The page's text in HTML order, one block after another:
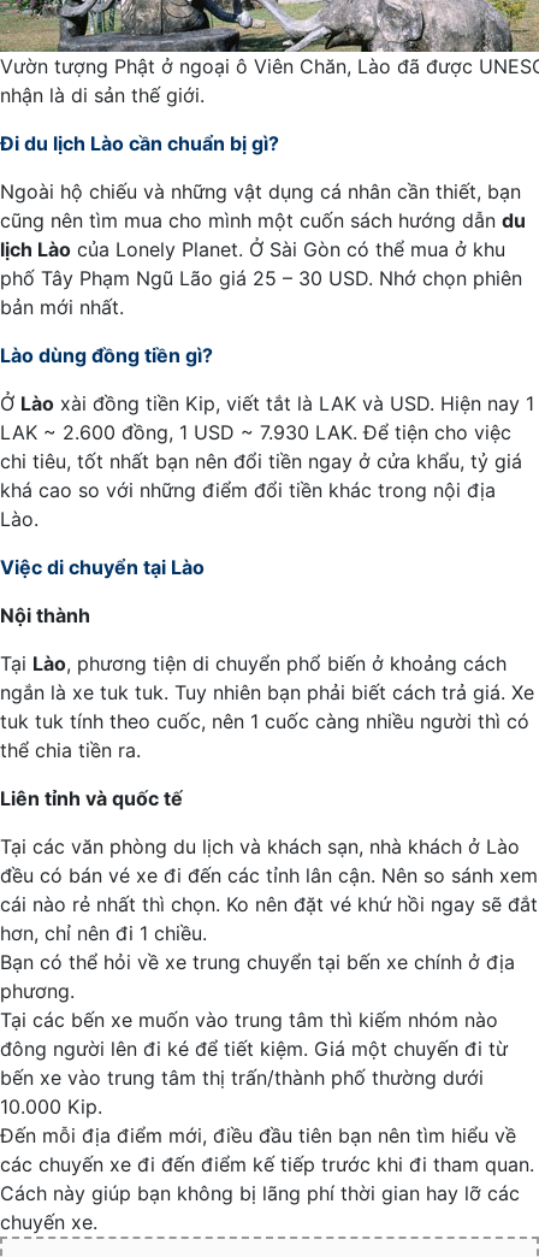
Vườn tượng Phật ở ngoại ô Viên Chăn, Lào đã được
nhận là di sản thế giới.
Đi du lịch Lào cần chuẩn bị gì?
Ngoài hộ chiếu và những vật dụng cá nhân cần thiết, bạn
cũng nên tìm mua cho mình một cuốn sách hướng dẫn du
lịch Lào của Lonely Planet. Ở Sài Gòn có thể mua ở khu
phố Tây Phạm Ngũ Lão giá 25 – 30 USD. Nhớ chọn phiên
bản mới nhất.
Lào dùng đồng tiền gì?
Ở Lào xài đồng tiền Kip, viết tắt là LAK và USD. Hiện nay 1
LAK ~ 2.600 đồng, 1 USD ~ 7.930 LAK. Để tiện cho việc
chi tiêu, tốt nhất bạn nên đổi tiền ngay ở cửa khẩu, tỷ giá
khá cao so với những điểm đổi tiền khác trong nội địa
Lào.
Việc di chuyển tại Lào
Nội thành
Tại Lào, phương tiện di chuyển phổ biến ở khoảng cách
ngắn là xe tuk tuk. Tuy nhiên bạn phải biết cách trả giá. Xe
tuk tuk tính theo cuốc, nên 1 cuốc càng nhiều người thì có
thể chia tiền ra.
Liên tỉnh và quốc tế
Tại các văn phòng du lịch và khách sạn, nhà khách ở Lào
đều có bán vé xe đi đến các tỉnh lân cận. Nên so sánh xem
cái nào rẻ nhất thì chọn. Ko nên đặt vé khứ hồi ngay sẽ đắt
hơn, chỉ nên đi 1 chiều.
Bạn có thể hỏi về xe trung chuyển tại bến xe chính ở địa
phương.
Tại các bến xe muốn vào trung tâm thì kiếm nhóm nào
đông người lên đi ké để tiết kiệm. Giá một chuyến đi từ
bến xe vào trung tâm thị trấn/thành phố thường dưới
10.000 Kip.
Đến mỗi địa điểm mới, điều đầu tiên bạn nên tìm hiểu về
các chuyến xe đi đến điểm kế tiếp trước khi đi tham quan.
Cách này giúp bạn không bị lãng phí thời gian hay lỡ các
chuyến xe.